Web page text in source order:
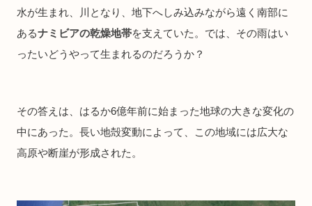
水が生まれ、川となり、地下へしみ込みながら遠く南部に
あるナミビアの乾燥地帯を支えていた。では、その雨はい
ったいどうやって生まれるのだろうか？
その答えは、はるか6億年前に始まった地球の大きな変化の
中にあった。長い地殻変動によって、この地域には広大な
高原や断崖が形成された。